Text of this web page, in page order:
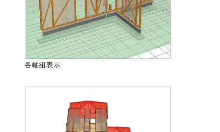
各軸組表示